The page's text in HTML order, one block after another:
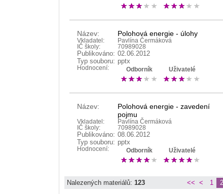
Název: Polohová energie - úlohy
Vkladatel:
Pavlína Čermáková
IČ školy:
70989028
Publikováno: 02.06.2012
Typ souboru: pptx
Hodnocení: Odborník Uživatelé
Název:
Polohová energie - zavedení
pojmu
Vkladatel:
Pavlína Čermáková
IČ školy:
70989028
Publikováno: 08.06.2012
Typ souboru: pptx
Hodnocení: Odborník Uživatelé
Nalezených materiálů: 123 << < 1 2